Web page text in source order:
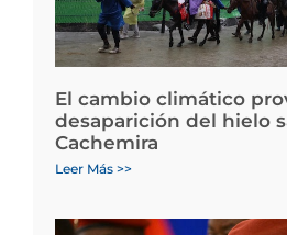
El cambio climático
desaparición del hielo
Cachemira
Leer Más >>